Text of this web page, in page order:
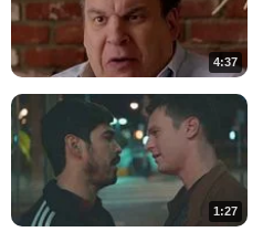
4:37
1:27